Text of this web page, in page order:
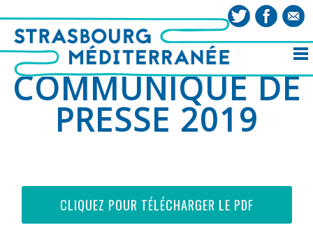
COMMUNIQUÉ DE
PRESSE 2019
CLIQUEZ POUR TÉLÉCHARGER LE PDF